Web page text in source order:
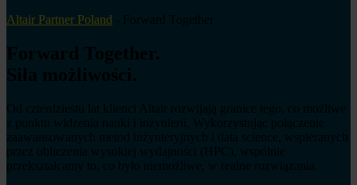
Altair Partner Poland - Forward Together
Forward Together.
Siła możliwości.
Od czterdziestu lat klienci Altair rozwijają granice tego, co możliwe
z punktu widzenia nauki i inżynierii. Wykorzystując połączenie
zaawansowanych metod inżynieryjnych i data science, wspieranych
przez obliczenia wysokiej wydajności (HPC), wspólnie
przekształcamy to, co było niemożliwe, w realne rozwiązania.